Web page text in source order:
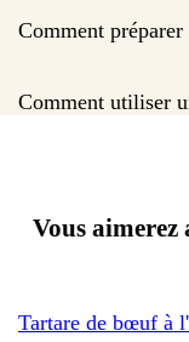
Comment préparer
Comment utiliser
Vous aimerez
Tartare de bœuf à